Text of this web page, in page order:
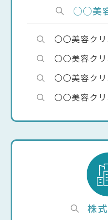
○○美
〇〇美容ク
〇〇美容ク
〇〇美容ク
〇〇美容ク
株